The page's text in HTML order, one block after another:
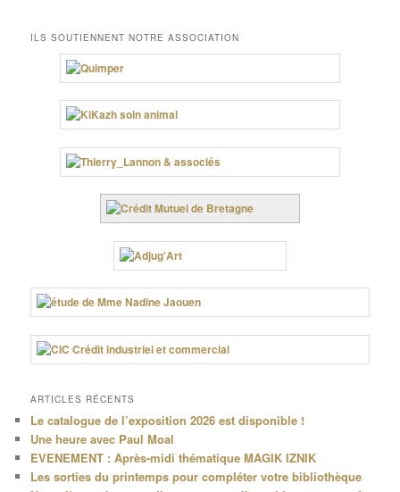
ILS SOUTIENNENT NOTRE ASSOCIATION
ARTICLES RÉCENTS
Le catalogue de l’exposition 2026 est disponible !
Une heure avec Paul Moal
EVENEMENT : Après-midi thématique MAGIK IZNIK
Les sorties du printemps pour compléter votre bibliothèque